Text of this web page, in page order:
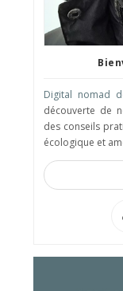
Digital nomad
découverte de
des conseils
écologique et